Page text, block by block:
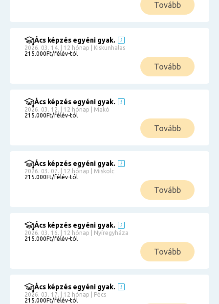
Tovább
Ács képzés egyéni gyak.
2026. 03. 14. | 12 hónap | Kiskunhalas
215.000Ft/félév-tól
Tovább
Ács képzés egyéni gyak.
2026. 03. 12. | 12 hónap | Makó
215.000Ft/félév-tól
Tovább
Ács képzés egyéni gyak.
2026. 03. 07. | 12 hónap | Miskolc
215.000Ft/félév-tól
Tovább
Ács képzés egyéni gyak.
2026. 03. 16. | 12 hónap | Nyíregyháza
215.000Ft/félév-tól
Tovább
Ács képzés egyéni gyak.
2026. 03. 17. | 12 hónap | Pécs
215.000Ft/félév-tól